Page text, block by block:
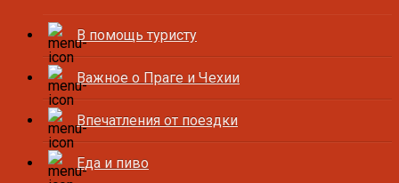
В помощь туристу
Важное о Праге и Чехии
Впечатления от поездки
Еда и пиво